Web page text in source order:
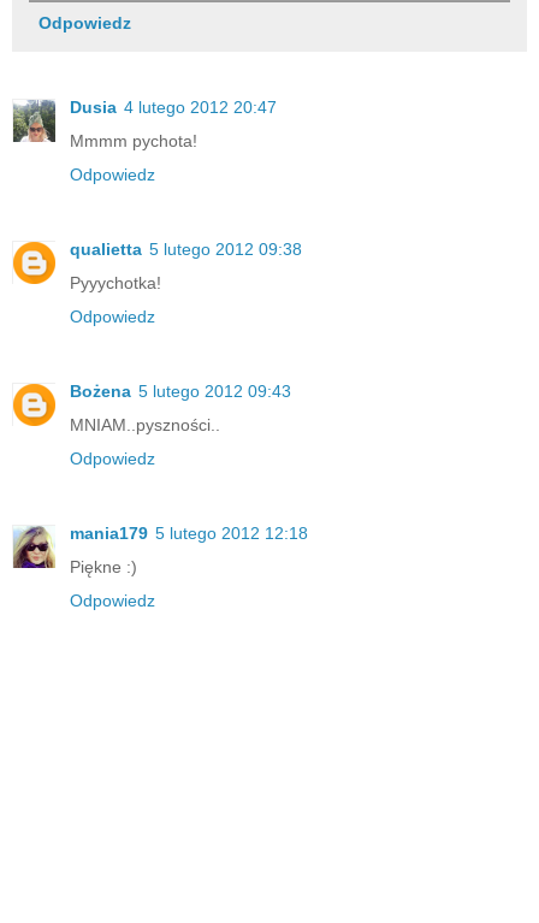
Odpowiedz
Dusia 4 lutego 2012 20:47
Mmmm pychota!
Odpowiedz
qualietta 5 lutego 2012 09:38
Pyyychotka!
Odpowiedz
Bożena 5 lutego 2012 09:43
MNIAM..pyszności..
Odpowiedz
mania179 5 lutego 2012 12:18
Piękne :)
Odpowiedz